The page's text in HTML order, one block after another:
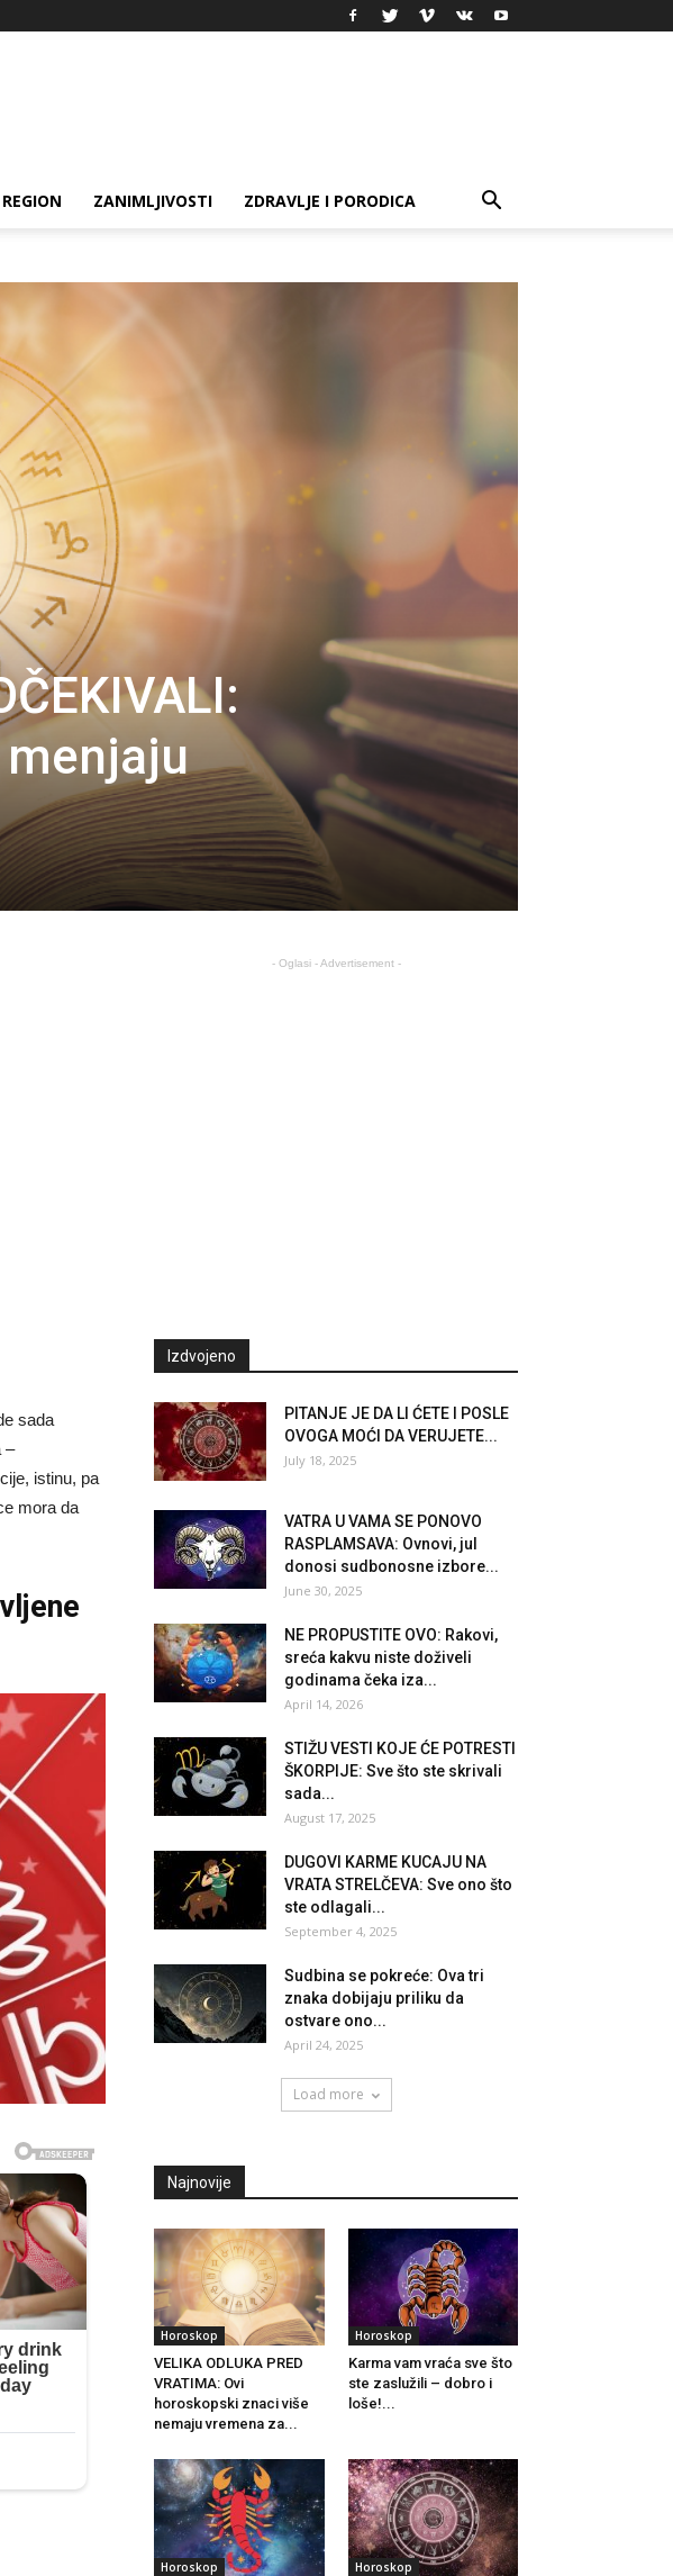
REGION ZANIMLJIVOSTI ZDRAVLJE I PORODICA
sada
–
istinu, pa
mora da
- Oglasi - Advertisement -
Izdvojeno
PITANJE JE DA LI ĆETE I POSLE
OVOGA MOĆI DA VERUJETE...
July 18, 2025
VATRA U VAMA SE PONOVO
RASPLAMSAVA: Ovnovi, jul
donosi sudbonosne izbore...
June 30, 2025
NE PROPUSTITE OVO: Rakovi,
sreća kakvu niste doživeli
godinama čeka iza...
April 14, 2026
STIŽU VESTI KOJE ĆE POTRESTI
ŠKORPIJE: Sve što ste skrivali
sada...
August 17, 2025
DUGOVI KARME KUCAJU NA
VRATA STRELČEVA: Sve ono što
ste odlagali...
September 4, 2025
Sudbina se pokreće: Ova tri
znaka dobijaju priliku da
ostvare ono...
April 24, 2025
Load more
Najnovije
Horoskop
VELIKA ODLUKA PRED
VRATIMA: Ovi
horoskopski znaci više
nemaju vremena za...
Horoskop
Karma vam vraća sve što
ste zaslužili – dobro i
loše!...
Horoskop Horoskop